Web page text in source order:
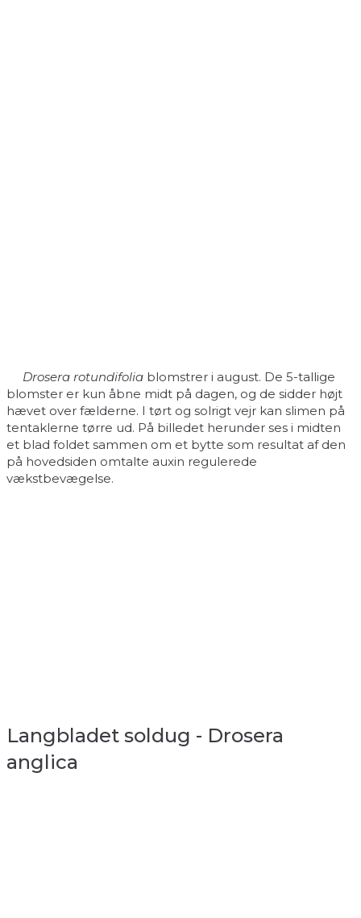
Drosera rotundifolia blomstrer i august. De 5-tallige
blomster er kun åbne midt på dagen, og de sidder højt
hævet over fælderne. I tørt og solrigt vejr kan slimen på
tentaklerne tørre ud. På billedet herunder ses i midten
et blad foldet sammen om et bytte som resultat af den
på hovedsiden omtalte auxin regulerede
vækstbevægelse.
Langbladet soldug - Drosera
anglica